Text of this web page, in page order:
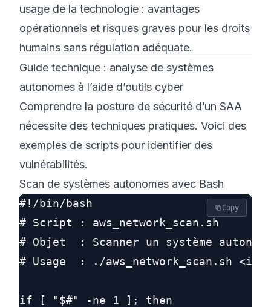
usage de la technologie : avantages
opérationnels et risques graves pour les droits
humains sans régulation adéquate.
Guide technique : analyse de systèmes
autonomes à l’aide d’outils cyber
Comprendre la posture de sécurité d’un SAA
nécessite des techniques pratiques. Voici des
exemples de scripts pour identifier des
vulnérabilités.
Scan de systèmes autonomes avec Bash
#!/bin/bash
# Script : aws_network_scan.sh
# Objet  : Scanner un système
# Usage  : ./aws_network_scan.sh
if [ "$#" -ne 1 ]; then
Copy